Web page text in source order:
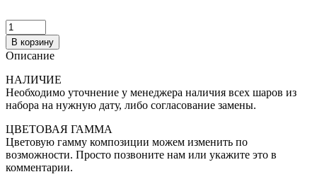
В корзину
Описание
НАЛИЧИЕ
Необходимо уточнение у менеджера наличия всех шаров из
набора на нужную дату, либо согласование замены.
ЦВЕТОВАЯ ГАММА
Цветовую гамму композиции можем изменить по
возможности. Просто позвоните нам или укажите это в
комментарии.